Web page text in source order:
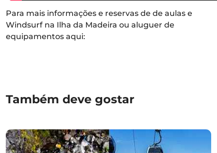
Para mais informações e reservas de de aulas e
Windsurf na Ilha da Madeira ou aluguer de
equipamentos aqui:
Também deve gostar